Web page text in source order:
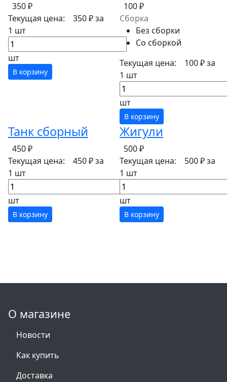
350 ₽
Текущая цена:
350 ₽за
1 шт
шт
В корзину
100 ₽
Сборка
Без сборки
Со сборкой
Текущая цена:
100 ₽за
1 шт
шт
В корзину
Танк сборный
450 ₽
Текущая цена:
450 ₽за
1 шт
шт
В корзину
Жигули
500 ₽
Текущая цена:
500 ₽за
1 шт
шт
В корзину
О магазине
Новости
Как купить
Доставка